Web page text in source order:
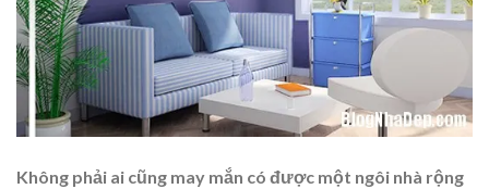
Không phải ai cũng may mắn có được một ngôi nhà rộng